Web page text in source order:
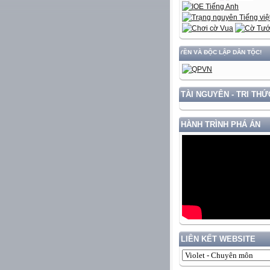
NƯỚC GẮN VỚI BẢO VỆ VỮNG CHẮC CHỦ QUYỀN VÀ ĐỘC LẬP DÂN TỘC!
TÀI NGUYÊN - TRI
HÀNH TRÌNH PHÁ ÁN
LIÊN KẾT WEBSITE